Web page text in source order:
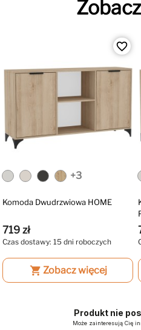
favorite_border
+3
Komoda Dwudrzwiowa HOME
719 zł
Czas dostawy: 15 dni roboczych
shopping_cart Zobacz więcej
Produkt nie
Może zainteresują Cię